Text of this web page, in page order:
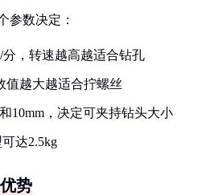
参数决定：
/分，转速越高越适合钻孔
值越大越适合拧螺丝
和10mm，决定可夹持钻头大小
达2.5kg
势